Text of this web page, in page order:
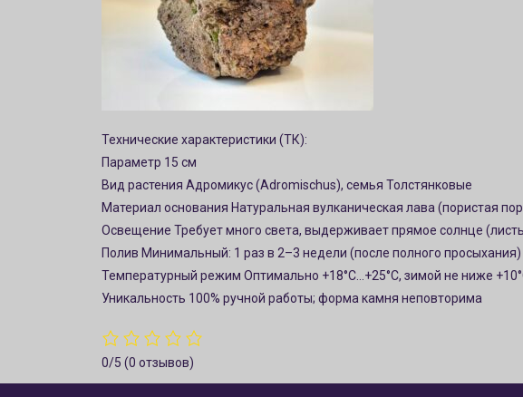
Технические характеристики (ТК):
Параметр 15 см
Вид растения Адромикус (Adromischus), семья Толстянковые
Материал основания Натуральная вулканическая лава (пористая
Освещение Требует много света, выдерживает прямое солнце
Полив Минимальный: 1 раз в 2–3 недели (после полного просыхания)
Температурный режим Оптимально +18°C…+25°C, зимой не ниже
Уникальность 100% ручной работы; форма камня неповторима
0/5 (0 отзывов)